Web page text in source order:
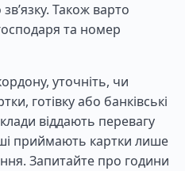
Також варто
та номер
уточніть, чи
готівку або банківські
віддають перевагу
приймають картки лише
Запитайте про години